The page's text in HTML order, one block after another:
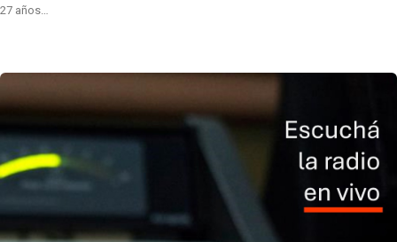
27 años…